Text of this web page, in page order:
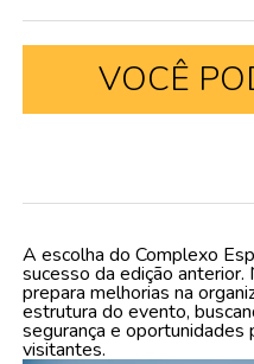
VOCÊ
A escolha do Complexo
sucesso da edição
prepara melhorias na
estrutura do evento,
segurança e
visitantes.